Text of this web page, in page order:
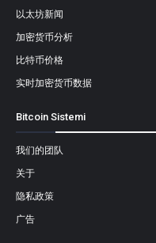
以太坊新闻
加密货币分析
比特币价格
实时加密货币数据
Bitcoin Sistemi
我们的团队
关于
隐私政策
广告